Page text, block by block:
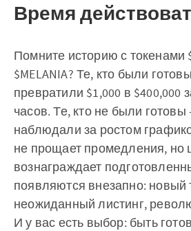
Время
Помните историю с токенами
$MELANIA? Те, кто были
превратили $1,000 в $400,000
часов. Те, кто не были готовы
наблюдали за ростом
не прощает промедления, но
вознаграждает
появляются внезапно: новый
неожиданный листинг,
И у вас есть выбор: быть